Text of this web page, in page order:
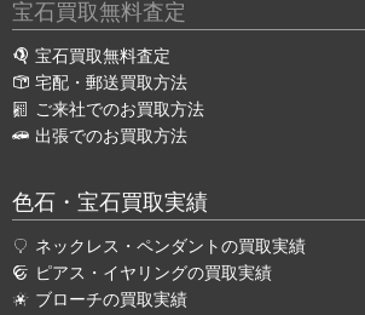
宝石買取無料査定
宝石買取無料査定
宅配・郵送買取方法
ご来社でのお買取方法
出張でのお買取方法
色石・宝石買取実績
ネックレス・ペンダントの買取実績
ピアス・イヤリングの買取実績
ブローチの買取実績